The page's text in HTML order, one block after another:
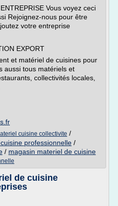
Vous voyez ceci
Rejoignez-nous pour être
votre entreprise
EXPORT
et matériel de cuisines pour
aussi tous matériels et
collectivités locales,
cuisine collectivite /
professionnelle /
/ magasin materiel de cuisine
de cuisine